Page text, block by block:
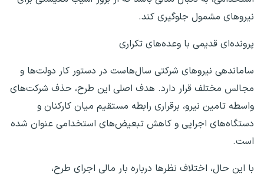
نیرو‌های مشمول جلوگیری کند.
پرونده‌ای قدیمی با وعده‌های تکراری
ساماندهی نیرو‌های شرکتی سال‌هاست در دستور کار دولت‌ها و
مجالس مختلف قرار دارد. هدف اصلی این طرح، حذف شرکت‌های
واسطه تامین نیرو، برقراری رابطه مستقیم میان کارکنان و
دستگاه‌های اجرایی و کاهش تبعیض‌های استخدامی عنوان شده
است.
با این حال، اختلاف نظر‌ها درباره بار مالی اجرای طرح،